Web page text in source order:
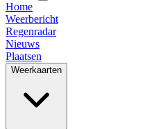
Home
Weerbericht
Regenradar
Nieuws
Plaatsen
Weerkaarten